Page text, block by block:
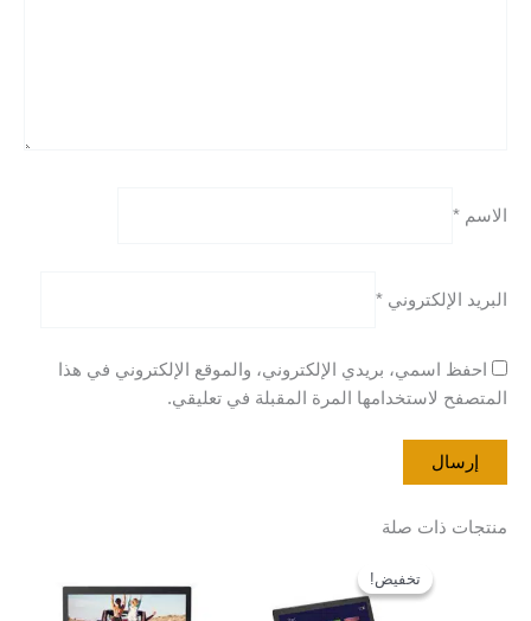
الاسم *
البريد الإلكتروني *
احفظ اسمي، بريدي الإلكتروني، والموقع الإلكتروني في هذا
المتصفح لاستخدامها المرة المقبلة في تعليقي.
منتجات ذات صلة
تخفيض!
تخفيض!
هو:
EGP 3.000,00.
EGP 2.800,00.